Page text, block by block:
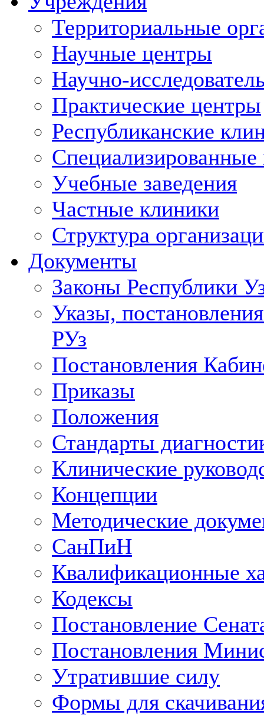
Территориальные
Научные центры
Научно-
Практические центры
Республиканские
Учебные заведения
Частные клиники
Структура
Документы
Законы Республики
Указы,
РУз
Постановления
Приказы
Положения
Стандарты
Клинические
Концепции
Методические
СанПиН
Квалификационные
Кодексы
Постановление
Постановления
Утратившие силу
Формы для